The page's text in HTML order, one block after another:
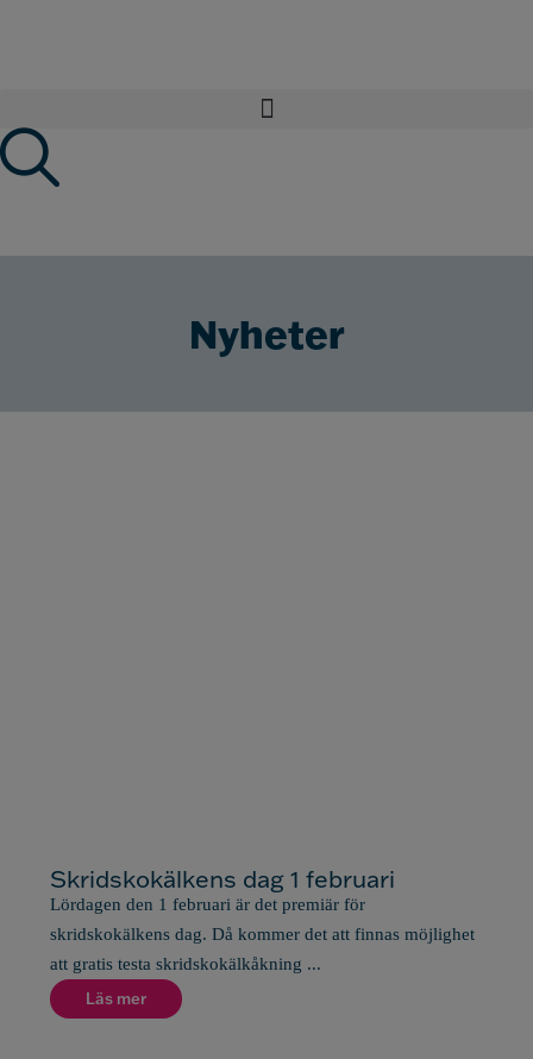
Nyheter
Skridskokälkens dag 1 februari
Lördagen den 1 februari är det premiär för
skridskokälkens dag. Då kommer det att finnas möjlighet
att gratis testa skridskokälkåkning ...
Läs mer